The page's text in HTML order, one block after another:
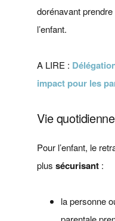
dorénavant
l’enfant.
A LIRE :
impact pour les
Vie
Pour l’enfant, le
plussécurisant :
la personne